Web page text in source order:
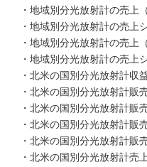
・地域別分光放射計の売上
・地域別分光放射計の売上
・地域別分光放射計の売上
・地域別分光放射計の売上
・北米の国別分光放射計収
・北米の国別分光放射計販
・北米の国別分光放射計販
・北米の国別分光放射計販
・北米の国別分光放射計販
・北米の国別分光放射計売